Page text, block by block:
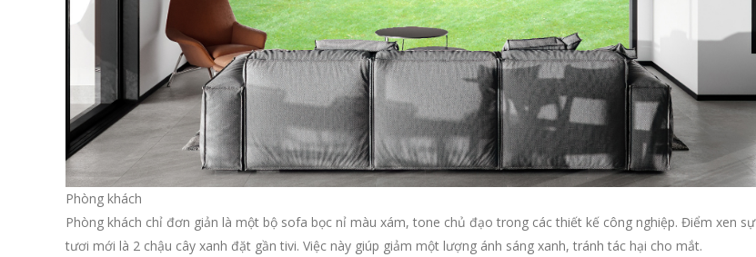
Phòng khách
Phòng khách chỉ đơn giản là một bộ sofa bọc nỉ màu xám, tone chủ đạo trong các thiết kế công nghiệp. Điểm xen sự
tươi mới là 2 chậu cây xanh đặt gần tivi. Việc này giúp giảm một lượng ánh sáng xanh, tránh tác hại cho mắt.